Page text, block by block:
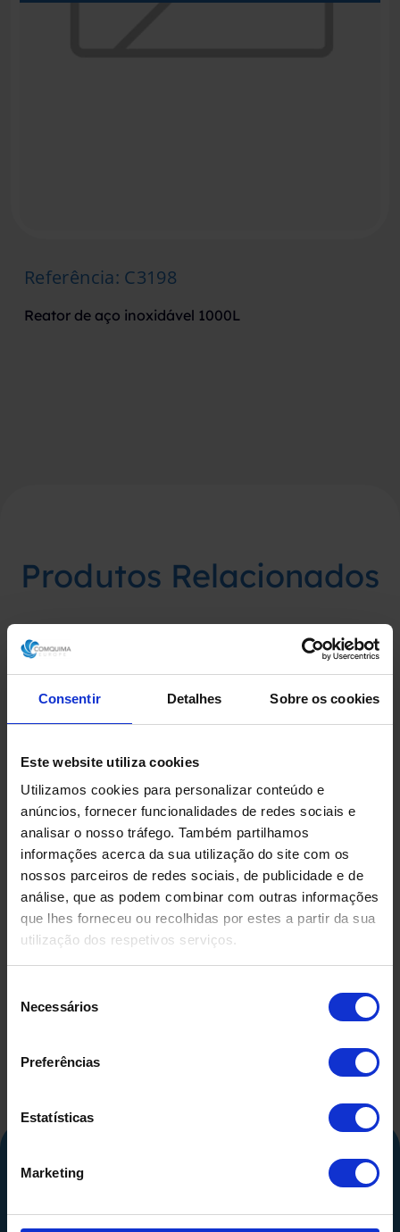
Consentir Detalhes Sobre os cookies
Este website utiliza cookies
Utilizamos cookies para personalizar conteúdo e
anúncios, fornecer funcionalidades de redes sociais e
analisar o nosso tráfego. Também partilhamos
informações acerca da sua utilização do site com os
nossos parceiros de redes sociais, de publicidade e de
análise, que as podem combinar com outras informações
que lhes forneceu ou recolhidas por estes a partir da sua
utilização dos respetivos serviços.
Necessários
Preferências
Estatísticas
Marketing
Referência: C3198
Reator de aço inoxidável 1000L
Produtos Relacionados
REATOR EM AÇO INOX
LITROS